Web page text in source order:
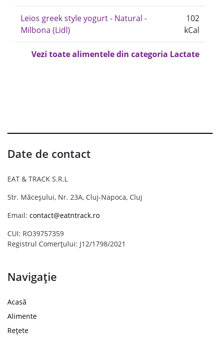
Leios greek style yogurt - Natural -
Milbona (Lidl)
102
kCal
Vezi toate alimentele din categoria Lactate
Date de contact
EAT & TRACK S.R.L
Str. Măceșului, Nr. 23A, Cluj-Napoca, Cluj
Email: contact@eatntrack.ro
CUI: RO39757359
Registrul Comerțului: J12/1798/2021
Navigație
Acasă
Alimente
Rețete